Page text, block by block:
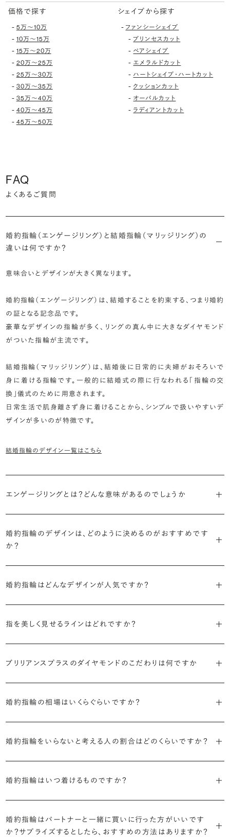
価格で探す
- 5万〜10万
- 10万〜15万
- 15万〜20万
- 20万〜25万
- 25万〜30万
- 30万〜35万
- 35万〜40万
- 40万〜45万
- 45万〜50万
シェイプから探す
- ファンシーシェイプ
-プリンセスカット
- ペアシェイプ
- エメラルドカット
- ハートシェイプ・ハートカット
- クッションカット
- オーバルカット
- ラディアントカット
FAQ
よくあるご質問
婚約指輪（エンゲージリング）と結婚指輪（マリッジリング）の
違いは何ですか？
意味合いとデザインが大きく異なります。
婚約指輪（エンゲージリング）は、結婚することを約束する、つまり婚約
の証となる記念品です。
豪華なデザインの指輪が多く、リングの真ん中に大きなダイヤモンド
がついた指輪が主流です。
結婚指輪（マリッジリング）は、結婚後に日常的に夫婦がおそろいで
身に着ける指輪です。一般的に結婚式の際に行なわれる「指輪の交
換」儀式のために用意されます。
日常生活で肌身離さず身に着けることから、シンプルで扱いやすいデ
ザインが多いのが特徴です。
結婚指輪のデザイン一覧はこちら
エンゲージリングとは？どんな意味があるのでしょうか
リング」は婚約指輪の別名です。
婚約指輪のデザインは、どのように決めるのがおすすめです
か？
す。
流行に左右されないデザインであること、そして年齢を重ねた手にも
・着用シーンを想像して選ぶ
掛かりにくさに配慮されていたり、ダイヤモンドの大きさ自体も控えめ
・何を重要視するか明確にする
とはいえたくさんの選択肢の中から、たった一つのリングを選ぶのは
バイスを受けてみてください。より後悔のない婚約指輪選びにつなが
婚約指輪はどんなデザインが人気ですか？
リリアンスプラスでも不動の人気を誇ります。
主役のダイヤモンドの横に小ぶりなメレダイヤモンドでアクセントを添
・「ヘイロー」
指を美しく見せるラインはどれですか？
見えやすいと言われています。
てきます。ぜひ、所要時間30秒のブリリアンスプラスオリジナル診断を
婚約指輪診断を試してみる
ブリリアンスプラスのダイヤモンドのこだわりは何ですか
種類、品質、価格に至るまで、あらゆる価値観に合う多様なダイヤモン
きます。
流通の上流からの仕入れ、余分な在庫を持たない取り組みなどで、従
婚約指輪の相場はいくらぐらいですか？
平均で約43.8万円。30〜40万円未満の範囲で選ぶカップルが18.7%
も可能です。
婚約指輪をいらないと考える人の割合はどのくらいですか？
人は67.1%。そのうち婚約指輪を贈られた人は67.9%と、全体の約5割
婚約指輪は結婚するために必須のものではありませんが、中には「昔
から憧れがあったがパートナーに遠慮して欲しいと言い出せなかっ
婚約指輪はいつ着けるものですか？
ん。
婚約指輪はパートナーと一緒に買いに行った方がいいです
か？サプライズするとしたら、おすすめの方法はありますか？